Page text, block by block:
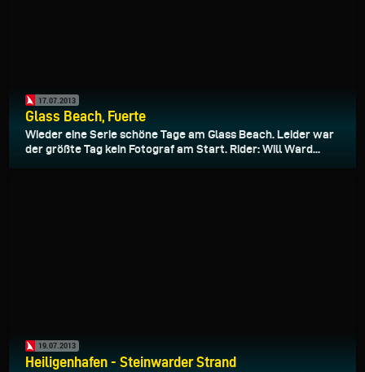
17.07.2013
Glass Beach, Fuerte
Wieder eine Serie schöne Tage am Glass Beach. Leider war
der größte Tag kein Fotograf am Start. Rider: Will Ward...
19.07.2013
Heiligenhafen - Steinwarder Strand